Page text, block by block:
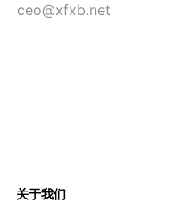
ceo@xfxb.net
关于我们